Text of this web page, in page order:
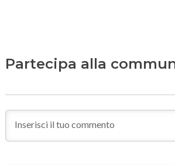
Partecipa alla